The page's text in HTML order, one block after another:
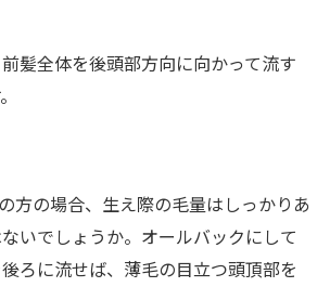
髪全体を後頭部方向に向かって流す
方の場合、生え際の毛量はしっかりあ
いでしょうか。オールバックにして
ろに流せば、薄毛の目立つ頭頂部を